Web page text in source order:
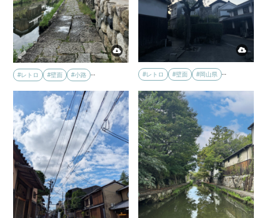
#レトロ #壁面 #岡山県 …
#レトロ #壁面 #小路